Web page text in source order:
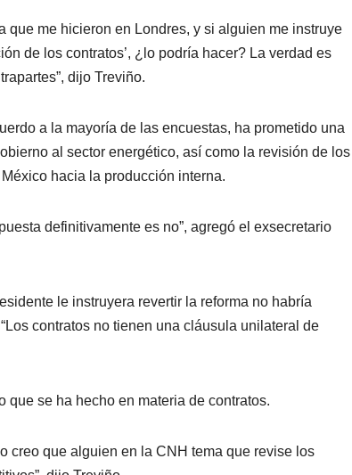
que me hicieron en Londres, y si alguien me instruye
de los contratos’, ¿lo podría hacer? La verdad es
dijo Treviño.
a la mayoría de las encuestas, ha prometido una
al sector energético, así como la revisión de los
hacia la producción interna.
definitivamente es no”, agregó el exsecretario
le instruyera revertir la reforma no habría
contratos no tienen una cláusula unilateral de
que se ha hecho en materia de contratos.
creo que alguien en la CNH tema que revise los